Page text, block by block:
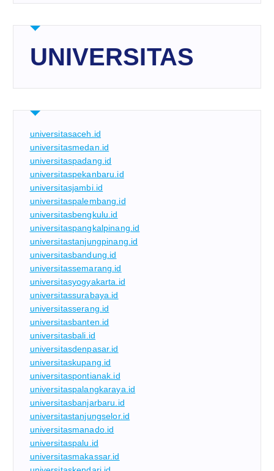
UNIVERSITAS
universitasaceh.id
universitasmedan.id
universitaspadang.id
universitaspekanbaru.id
universitasjambi.id
universitaspalembang.id
universitasbengkulu.id
universitaspangkalpinang.id
universitastanjungpinang.id
universitasbandung.id
universitassemarang.id
universitasyogyakarta.id
universitassurabaya.id
universitasserang.id
universitasbanten.id
universitasbali.id
universitasdenpasar.id
universitaskupang.id
universitaspontianak.id
universitaspalangkaraya.id
universitasbanjarbaru.id
universitastanjungselor.id
universitasmanado.id
universitaspalu.id
universitasmakassar.id